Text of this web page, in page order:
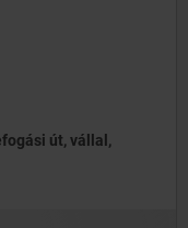
út, vállal,